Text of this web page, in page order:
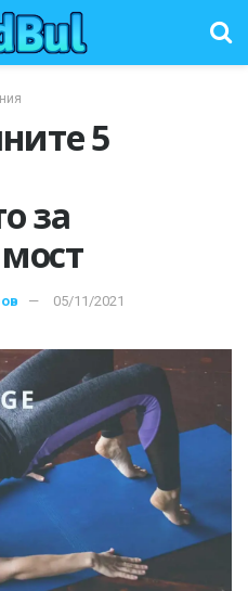
5
за
05/11/2021